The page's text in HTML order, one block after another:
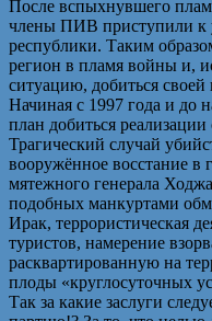
После вспыхнувшего
члены ПИВ приступили к
республики. Таким
регион в пламя войны и,
ситуацию, добиться своей
Начиная с 1997 года и до
план добиться
Трагический случай
вооружённое восстание в
мятежного генерала
подобных манкуртами
Ирак, террористическая
туристов, намерение
расквартированную на
плоды «круглосуточных
Так за какие заслуги